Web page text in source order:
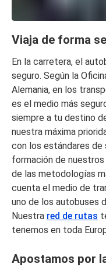
Viaja de forma
En la carretera, el
seguro. Según la
Alemania, en los
es el medio más
siempre a tu destino
nuestra máxima
con los estándares de
formación de
de las metodologías
cuenta el medio de
uno de los autobuses
Nuestra red de rutas
tenemos en toda
Apostamos por